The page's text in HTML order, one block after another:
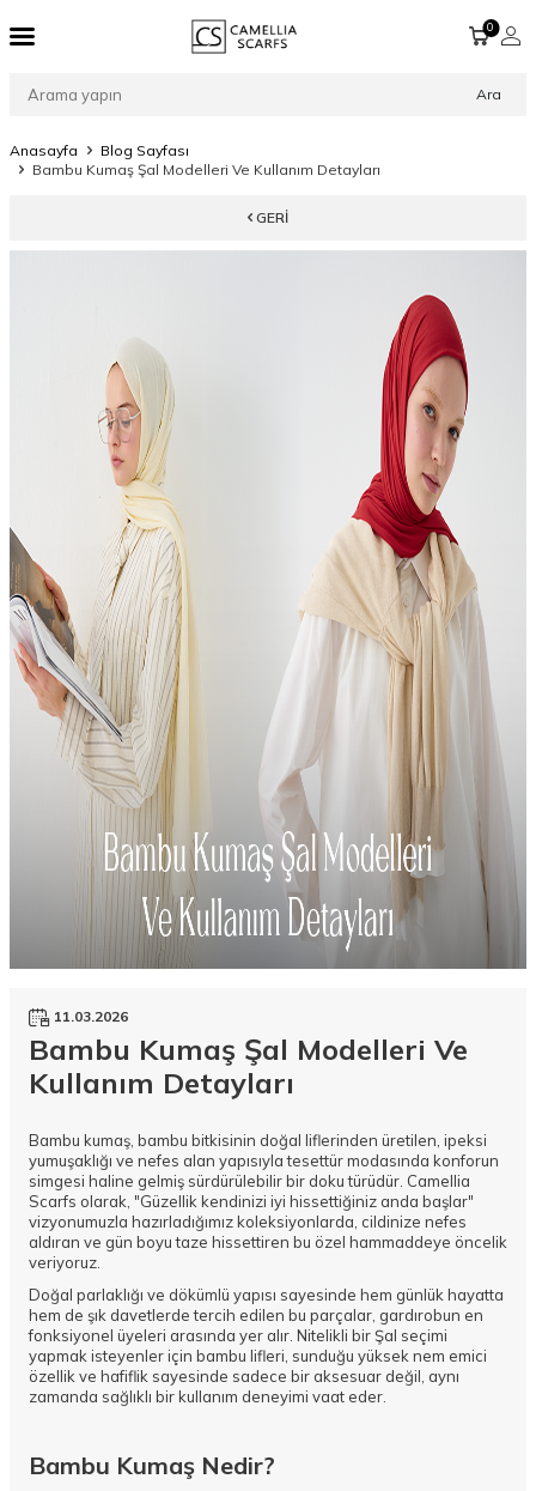
Ara
0
Anasayfa
Blog Sayfası
Bambu Kumaş Şal Modelleri Ve Kullanım Detayları
GERI
11.03.2026
Bambu Kumaş Şal Modelleri Ve
Kullanım Detayları
Bambu kumaş, bambu bitkisinin doğal liflerinden üretilen, ipeksi
yumuşaklığı ve nefes alan yapısıyla tesettür modasında konforun
simgesi haline gelmiş sürdürülebilir bir doku türüdür. Camellia
Scarfs olarak, "Güzellik kendinizi iyi hissettiğiniz anda başlar"
vizyonumuzla hazırladığımız koleksiyonlarda, cildinize nefes
aldıran ve gün boyu taze hissettiren bu özel hammaddeye öncelik
veriyoruz.
Doğal parlaklığı ve dökümlü yapısı sayesinde hem günlük hayatta
hem de şık davetlerde tercih edilen bu parçalar, gardırobun en
fonksiyonel üyeleri arasında yer alır. Nitelikli birŞal seçimi
yapmak isteyenler için bambu lifleri, sunduğu yüksek nem emici
özellik ve hafiflik sayesinde sadece bir aksesuar değil, aynı
zamanda sağlıklı bir kullanım deneyimi vaat eder.
Bambu Kumaş Nedir?